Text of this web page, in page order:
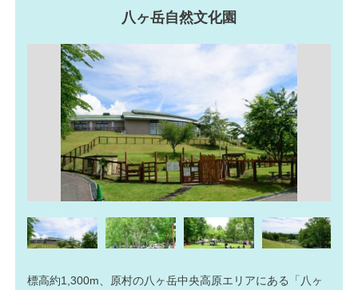
八ヶ岳自然文化園
標高約1,300m、原村の八ヶ岳中央高原エリアにある「八ヶ